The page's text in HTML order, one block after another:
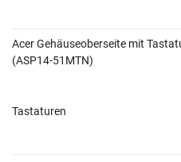
Acer Gehäuseoberseite mit
(ASP14-51MTN)
Tastaturen